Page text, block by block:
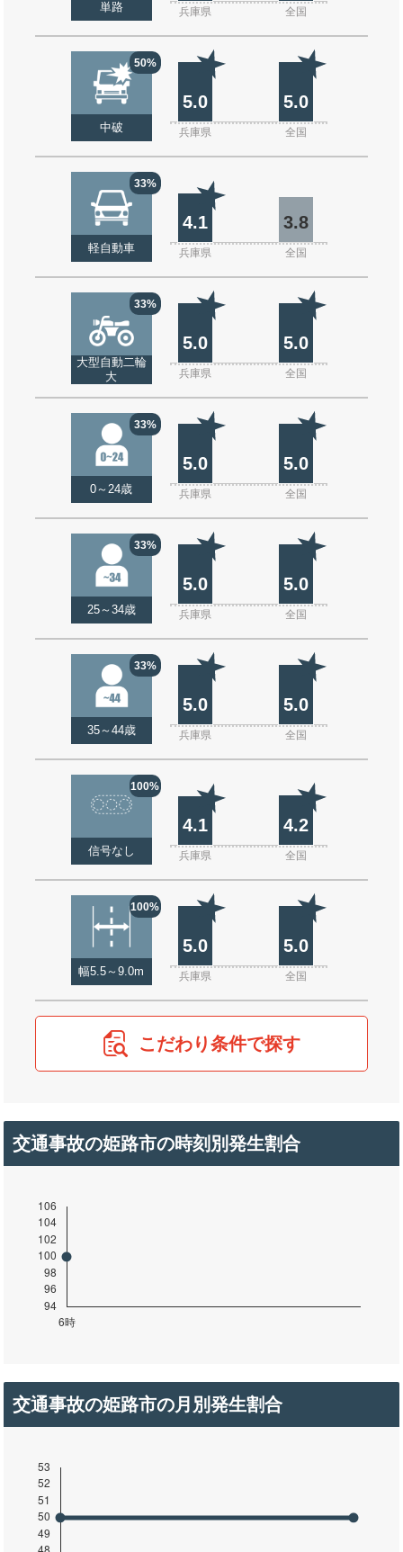
単路 兵庫県 全国
50%
中破
5.0 5.0
兵庫県 全国
33%
軽自動車
4.1 3.8
兵庫県 全国
33%
大型自動二輪
大
5.0 5.0
兵庫県 全国
33%
0～24歳
5.0 5.0
兵庫県 全国
33%
25～34歳
5.0 5.0
兵庫県 全国
33%
35～44歳
5.0 5.0
兵庫県 全国
100%
信号なし
4.1 4.2
兵庫県 全国
100%
幅5.5～9.0m
5.0 5.0
兵庫県 全国
こだわり条件で探す
交通事故の姫路市の時刻別発生割合
交通事故の姫路市の月別発生割合